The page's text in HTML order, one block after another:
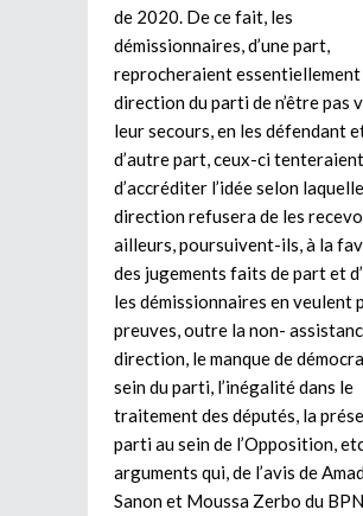
de 2020. De ce fait, les
démissionnaires, d’une part,
reprocheraient essentiellement
direction du parti de n’être pas
leur secours, en les défendant
d’autre part, ceux-ci tenteraient
d’accréditer l’idée selon
direction refusera de les
ailleurs, poursuivent-ils, à la
des jugements faits de part et
les démissionnaires en veulent
preuves, outre la non-
direction, le manque de
sein du parti, l’inégalité dans le
traitement des députés, la
parti au sein de l’Opposition,
arguments qui, de l’avis de
Sanon et Moussa Zerbo du